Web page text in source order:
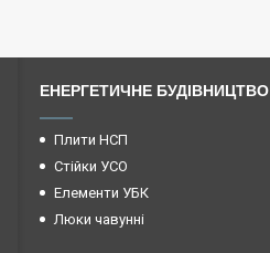
ЕНЕРГЕТИЧНЕ БУДІВНИЦТВО
Плити НСП
Стійки УСО
Елементи УБК
Люки чавунні